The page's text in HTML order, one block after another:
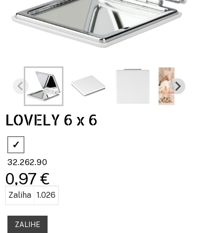
LOVELY 6 x 6
32.262.90
0,97 €
Zaliha 1.026
ZALIHE